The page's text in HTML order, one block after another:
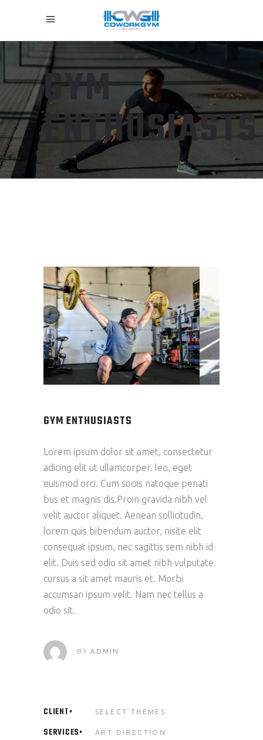
GYM
ENTHUSIASTS
GYM ENTHUSIASTS
Lorem ipsum dolor sit amet, consectetur
adicing elit ut ullamcorper. leo, eget
euismod orci. Cum sociis natoque penati
bus et magnis dis.Proin gravida nibh vel
velit auctor aliquet. Aenean sollicitudin,
lorem quis bibendum auctor, nisite elit
consequat ipsum, nec sagittis sem nibh id
elit. Duis sed odio sit amet nibh vulputate
cursus a sit amet mauris et. Morbi
accumsan ipsum velit. Nam nec tellus a
odio sit.
BYADMIN
CLIENT SELECT THEMES
SERVICES ART DIRECTION